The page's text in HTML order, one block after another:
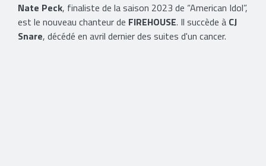
Nate Peck, finaliste de la saison 2023 de “American Idol”,
est le nouveau chanteur de FIREHOUSE. Il succède à CJ
Snare, décédé en avril dernier des suites d'un cancer.